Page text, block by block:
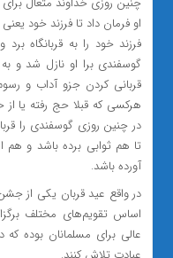
او فرمان داد تا فرزند خود
فرزند خود را به قربانگاه
گوسفندی برا او نازل شد و
قربانی کردن جزو آداب و
هرکسی که قبلا حج رفته یا
در چنین روزی گوسفندی را
تا هم ثوابی برده باشد و
آورده باشد.
در واقع عید قربان یکی از
اساس تقویم‌های مختلف
عالی برای مسلمانان بوده